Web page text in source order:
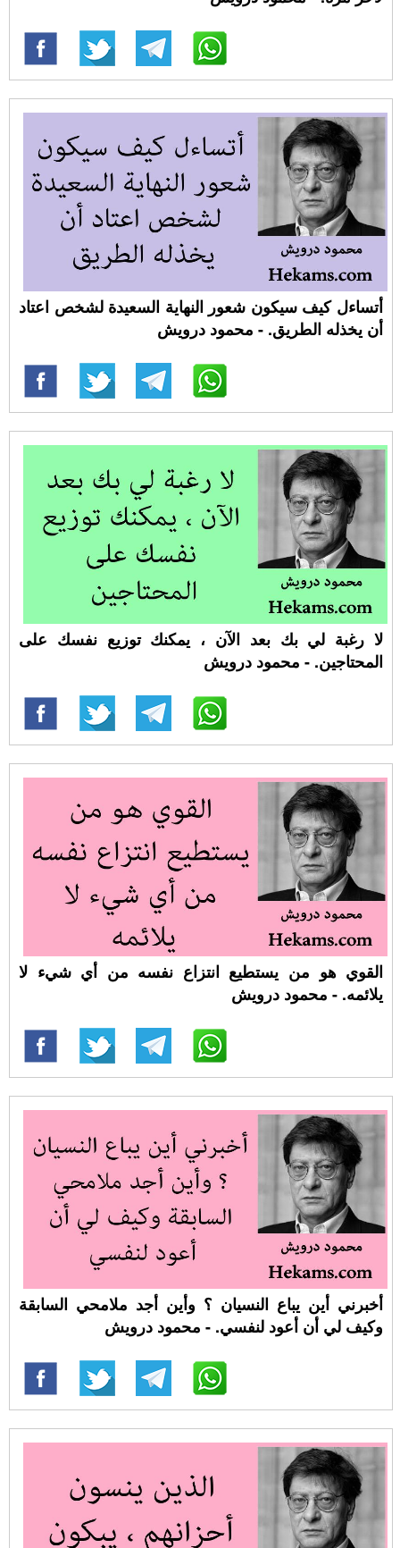
أتساءل كيف سيكون شعور النهاية السعيدة لشخص اعتاد
أن يخذله الطريق. - محمود درويش
لا رغبة لي بك بعد الآن ، يمكنك توزيع نفسك على
المحتاجين. - محمود درويش
القوي هو من يستطيع انتزاع نفسه من أي شيء لا
يلائمه. - محمود درويش
أخبرني أين يباع النسيان ؟ وأين أجد ملامحي السابقة
وكيف لي أن أعود لنفسي. - محمود درويش